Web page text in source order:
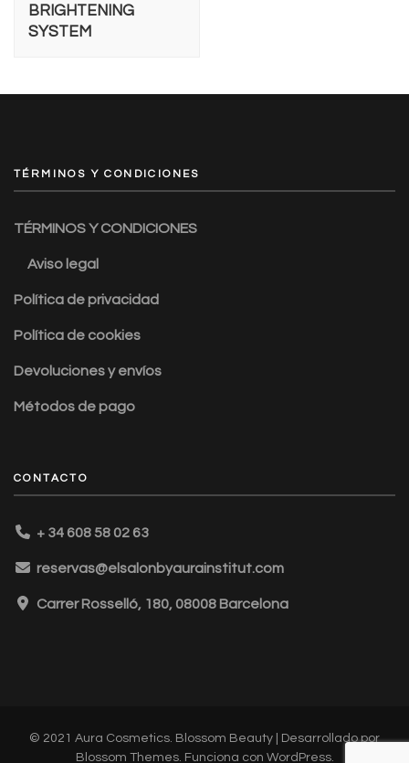
BRIGHTENING
SYSTEM
TÉRMINOS Y CONDICIONES
TÉRMINOS Y CONDICIONES
Aviso legal
Política de privacidad
Política de cookies
Devoluciones y envíos
Métodos de pago
CONTACTO
+ 34 608 58 02 63
reservas@elsalonbyaurainstitut.com
Carrer Rosselló, 180, 08008 Barcelona
© 2021 Aura Cosmetics. Blossom Beauty | Desarrollado por
Blossom Themes. Funciona con WordPress.